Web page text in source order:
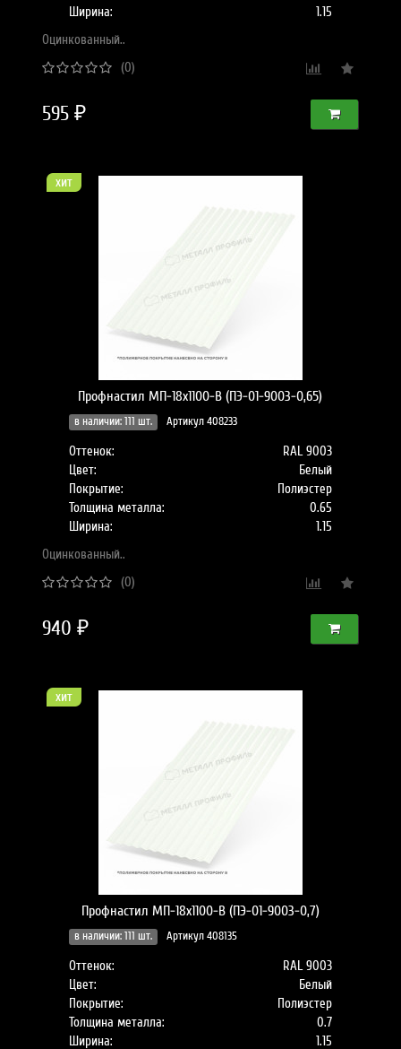
Ширина:
1.15
Оцинкованный..
(0)
595 ₽
хит
Профнастил МП-18x1100-B (ПЭ-01-9003-0,65)
в наличии: 111 шт. Артикул 408233
Оттенок:
RAL 9003
Цвет:
Белый
Покрытие:
Полиэстер
Толщина металла:
0.65
Ширина:
1.15
Оцинкованный..
(0)
940 ₽
хит
Профнастил МП-18x1100-B (ПЭ-01-9003-0,7)
в наличии: 111 шт. Артикул 408135
Оттенок:
RAL 9003
Цвет:
Белый
Покрытие:
Полиэстер
Толщина металла:
0.7
Ширина:
1.15